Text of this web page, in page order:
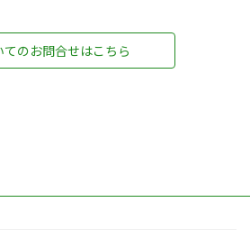
てのお問合せはこちら